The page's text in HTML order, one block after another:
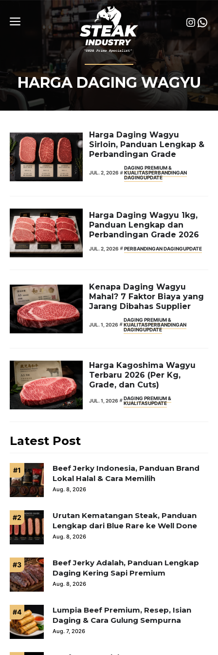
HARGA DAGING WAGYU
Harga Daging Wagyu
Sirloin, Panduan Lengkap &
Perbandingan Grade
JUL. 2, 2026
DAGING PREMIUM &
KUALITASPERBANDINGAN
DAGINGUPDATE
Harga Daging Wagyu 1kg,
Panduan Lengkap dan
Perbandingan Grade 2026
JUL. 2, 2026 PERBANDINGAN DAGINGUPDATE
Kenapa Daging Wagyu
Mahal? 7 Faktor Biaya yang
Jarang Dibahas Supplier
JUL. 1, 2026
DAGING PREMIUM &
KUALITASPERBANDINGAN
DAGINGUPDATE
Harga Kagoshima Wagyu
Terbaru 2026 (Per Kg,
Grade, dan Cuts)
JUL. 1, 2026
DAGING PREMIUM &
KUALITASUPDATE
Latest Post
Beef Jerky Indonesia, Panduan Brand
Lokal Halal & Cara Memilih
Aug. 8, 2026
Urutan Kematangan Steak, Panduan
Lengkap dari Blue Rare ke Well Done
Aug. 8, 2026
Beef Jerky Adalah, Panduan Lengkap
Daging Kering Sapi Premium
Aug. 8, 2026
Lumpia Beef Premium, Resep, Isian
Daging & Cara Gulung Sempurna
Aug. 7, 2026